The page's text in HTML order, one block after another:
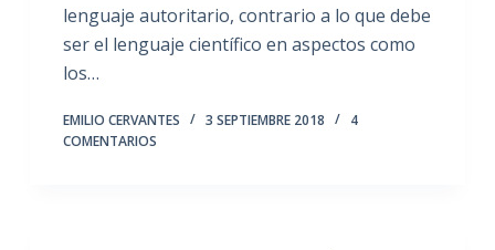
lenguaje autoritario, contrario a lo que debe
ser el lenguaje científico en aspectos como
los…
EMILIO CERVANTES 3 SEPTIEMBRE 2018
4
COMENTARIOS